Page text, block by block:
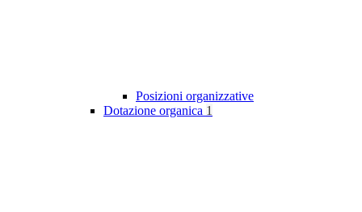
Posizioni organizzative
Dotazione organica 1